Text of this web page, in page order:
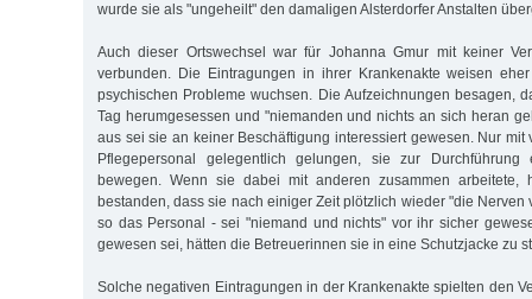
wurde sie als "ungeheilt" den damaligen Alsterdorfer Anstalten
Auch dieser Ortswechsel war für Johanna Gmur mit keiner
verbunden. Die Eintragungen in ihrer Krankenakte weisen
psychischen Probleme wuchsen. Die Aufzeichnungen besagen,
Tag herumgesessen und "niemanden und nichts an sich heran
aus sei sie an keiner Beschäftigung interessiert gewesen. Nur mit
Pflegepersonal gelegentlich gelungen, sie zur Durchführung
bewegen. Wenn sie dabei mit anderen zusammen arbeitete,
bestanden, dass sie nach einiger Zeit plötzlich wieder "die Nerven
so das Personal - sei "niemand und nichts" vor ihr sicher
gewesen sei, hätten die Betreuerinnen sie in eine Schutzjacke zu
Solche negativen Eintragungen in der Krankenakte spielten den